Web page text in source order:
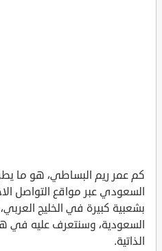
كم عمر ريم البساطي، هو ما
السعودي عبر مواقع التواصل
بشعبية كبيرة في الخليج
السعودية، وسنتعرف عليه في
الذاتية.